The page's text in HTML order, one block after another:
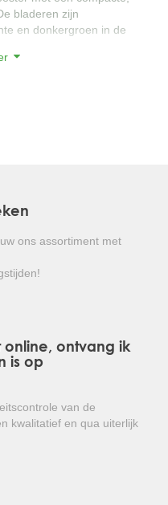
bladeren zijn
en donkergroen in de
schijnhulst bloeit
onderhoud, het is een
geurende
ons assortiment met
online, ontvang ik
is op
van de
kwalitatief en qua uiterlijk